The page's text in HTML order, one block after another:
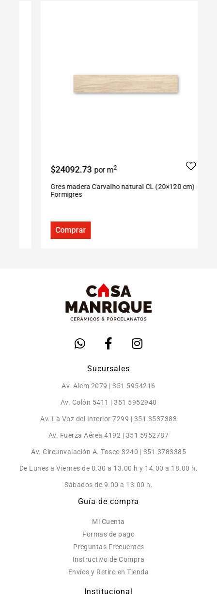
$24092.73 por m2
Gres madera Carvalho natural CL (20×120 cm)
Formigres
Comprar
Sucursales
Av. Alem 2079 | 351 5954216
Av. Colón 5411 | 351 5952940
Av. La Voz del Interior 7299 | 351 3537383
Av. Fuerza Aérea 4192 | 351 5952787
Av. Circunvalación A. Tosco 3240 | 351 3783385
De Lunes a Viernes de 8.30 a 13.00 h y 14.00 a 18.00 h.
Sábados de 9.00 a 13.00 h.
Guía de compra
Mi Cuenta
Formas de pago
Preguntas Frecuentes
Instructivo de Compra
Envíos y Retiro en Tienda
Institucional